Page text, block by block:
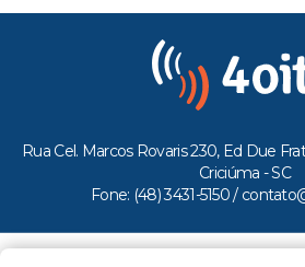
Rua Cel. Marcos Rovaris 230, Ed Due
Criciúma - SC
Fone: (48) 3431-5150 /